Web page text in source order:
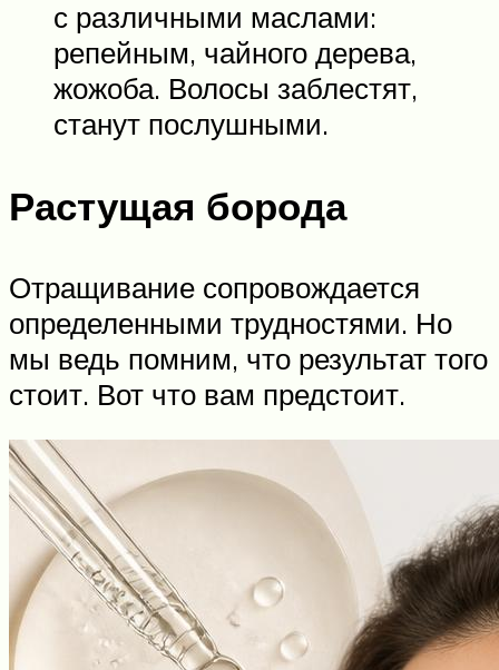
с различными маслами:
репейным, чайного дерева,
жожоба. Волосы заблестят,
станут послушными.
Растущая борода
Отращивание сопровождается
определенными трудностями. Но
мы ведь помним, что результат того
стоит. Вот что вам предстоит.